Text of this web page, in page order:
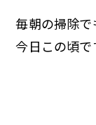
毎朝の掃除
今日この頃で